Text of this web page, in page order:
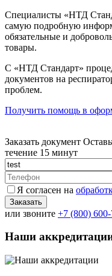
Специалисты «НТД
самую подробную
обязательные и
товары.
С «НТД Стандарт»
документов на
проблем.
Получить помощь в
Заказать документ
течение 15 минут
Я согласен на
или звоните +7 (800)
Наши